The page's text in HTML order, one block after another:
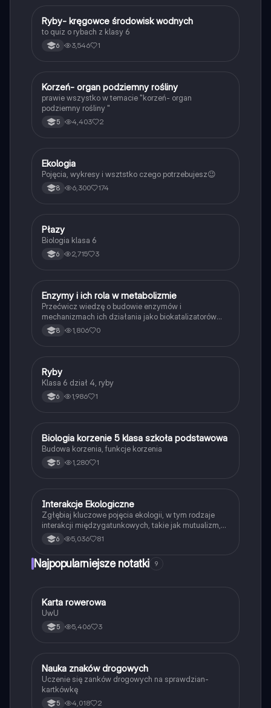
RBiologia
Ryby- kręgowce środowisk wodnych
to quiz o rybach z klasy 6
6 3,546 1
KBiologia
Korzeń- organ podziemny rośliny
prawie wszystko w temacie "korzeń- organ
podziemny rośliny "
5 4,403 2
Biologia
Ekologia
Pojęcia, wykresy i wsztstko czego potrzebujesz😉
8 6,300 174
PBiologia
Płazy
Biologia klasa 6
6 2,715 3
EBiologia
Enzymy i ich rola w metabolizmie
Przećwicz wiedzę o budowie enzymów i
mechanizmach ich działania jako biokatalizatorów
przyspieszających reakcje.
8 1,806 0
RBiologia
Ryby
Klasa 6 dział 4, ryby
6 1,986 1
BBiologia
Biologia korzenie 5 klasa szkoła podstawowa
Budowa korzenia, funkcje korzenia
5 1,280 1
Biologia
Interakcje Ekologiczne
Zgłębiaj kluczowe pojęcia ekologii, w tym rodzaje
interakcji międzygatunkowych, takie jak mutualizm,
komensalizm, drapieżnictwo i pasożytnictwo.
Dowiedz się o strukturze populacji, ekosystemach
studentów biologii i ekologii. Typ: podsumowanie.
6 5,036 81
Najpopularniejsze notatki 9
KTechnika
Karta rowerowa
UwU
5 5,406 3
NTechnika
Nauka znaków drogowych
Uczenie się zanków drogowych na sprawdzian-
kartkówkę
5 4,018 2